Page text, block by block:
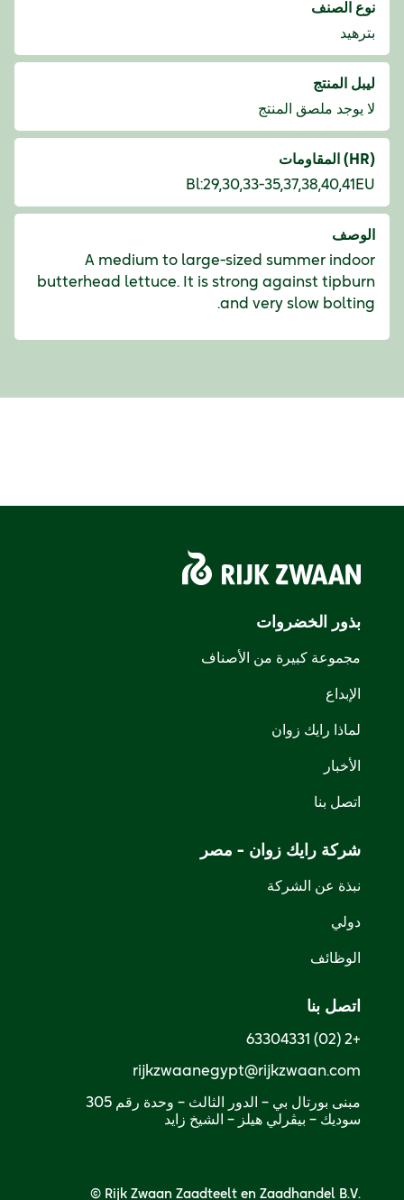
نوع الصنف
بترهيد
ليبل المنتج
لا يوجد ملصق المنتج
(HR) المقاومات
Bl:29,30,33-35,37,38,40,41EU
الوصف
A medium to large-sized summer indoor
butterhead lettuce. It is strong against tipburn
and very slow bolting.
بذور الخضروات
مجموعة كبيرة من الأصناف
الإبداع
لماذا رايك زوان
الأخبار
اتصل بنا
شركة رايك زوان - مصر
نبذة عن الشركة
دولي
الوظائف
اتصل بنا
+2 (02) 63304331
rijkzwaanegypt@rijkzwaan.com
سوديك – بيڤرلي هيلز – الشيخ زايد
© Rijk Zwaan Zaadteelt en Zaadhandel B.V.